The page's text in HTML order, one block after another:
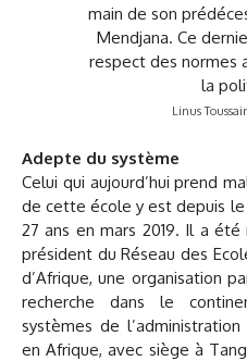
Linus
Adepte du système
Celui qui aujourd’hui prend
de cette école y est depuis le
27 ans en mars 2019. Il a
président du Réseau des
d’Afrique, une organisation
recherche dans le
systèmes de
en Afrique, avec siège à